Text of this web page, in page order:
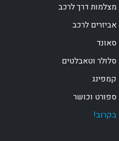
מצלמות דרך לרכב
אביזרים לרכב
סאונד
סלולר וטאבלטים
קמפינג
ספורט וכושר
בקרוב!